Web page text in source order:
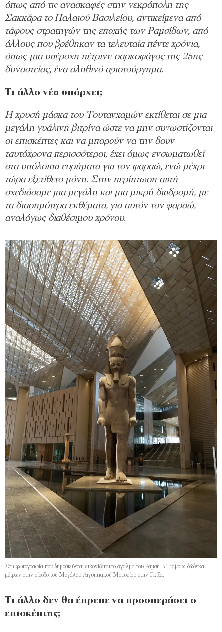
όπως από τις ανασκαφές στην νεκρόπολη της
Σακκάρα το Παλαιού Βασιλείου, αντικείμενα από
τάφους στρατηγών της εποχής των Ραμσίδων, από
άλλους που βρέθηκαν τα τελευταία πέντε χρόνια,
όπως μια υπέροχη πέτρινη σαρκοφάγος της 25ης
δυναστείας, ένα αληθινό αριστούργημα.
Τι άλλο νέο υπάρχει;
Η χρυσή μάσκα του Τουτανχαμών εκτίθεται σε μια
μεγάλη γυάλινη βιτρίνα ώστε να μην συνωστίζονται
οι επισκέπτες και να μπορούν να την δουν
ταυτόχρονα περισσότεροι, έχει όμως ενσωματωθεί
στα υπόλοιπα ευρήματα για τον φαραώ, ενώ μέχρι
τώρα εξετίθετο μόνη. Στην περίπτωση αυτή
σχεδιάσαμε μια μεγάλη και μια μικρή διαδρομή, με
τα διασημότερα εκθέματα, για αυτόν τον φαραώ,
αναλόγως διαθέσιμου χρόνου.
Στη φωτογραφία που δημοσιεύεται εικονίζεται το άγαλμα του Ραμσή Β΄, ύψους δώδεκα
μέτρων στην είσοδο του Μεγάλου Aιγυπτιακού Μουσείου στην Γκίζα.
Τι άλλο δεν θα έπρεπε να προσπεράσει ο
επισκέπτης;